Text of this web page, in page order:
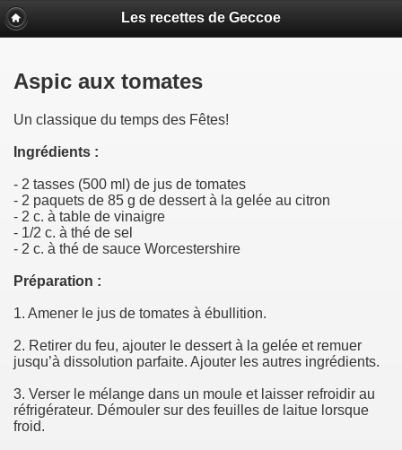
Les recettes de Geccoe
Aspic aux tomates
Un classique du temps des Fêtes!
Ingrédients :
- 2 tasses (500 ml) de jus de tomates
- 2 paquets de 85 g de dessert à la gelée au citron
- 2 c. à table de vinaigre
- 1/2 c. à thé de sel
- 2 c. à thé de sauce Worcestershire
Préparation :
1. Amener le jus de tomates à ébullition.
2. Retirer du feu, ajouter le dessert à la gelée et remuer
jusqu’à dissolution parfaite. Ajouter les autres ingrédients.
3. Verser le mélange dans un moule et laisser refroidir au
réfrigérateur. Démouler sur des feuilles de laitue lorsque
froid.